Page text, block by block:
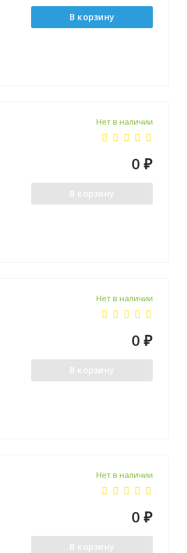
В корзину
Нет в наличии
0 ₽
В корзину
Нет в наличии
0 ₽
В корзину
Нет в наличии
0 ₽
В корзину